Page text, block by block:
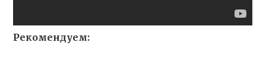
Рекомендуем: